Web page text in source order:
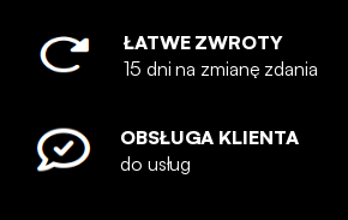
ŁATWE ZWROTY
15 dni na zmianę zdania
OBSŁUGA KLIENTA
do usług